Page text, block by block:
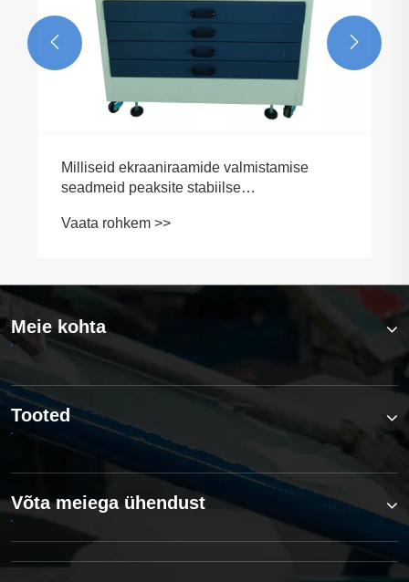
 
Meie kohta
Tooted
Võta meiega ühendust